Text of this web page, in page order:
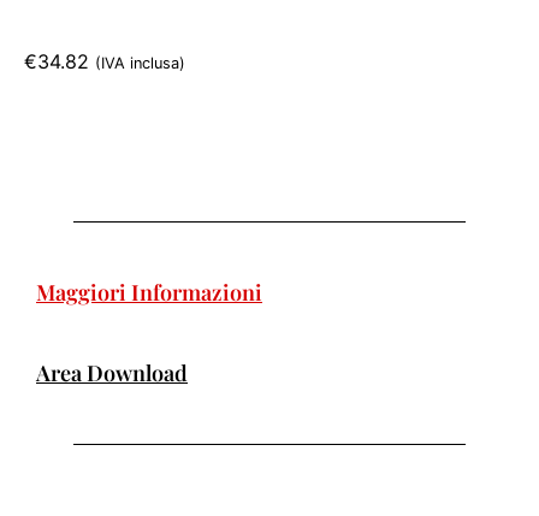
€34.82 (IVA inclusa)
Maggiori Informazioni
Area Download